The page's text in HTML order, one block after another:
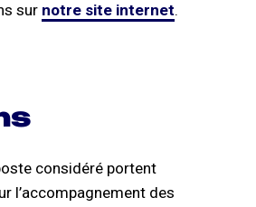
sur notre site internet.
considéré portent
l’accompagnement des